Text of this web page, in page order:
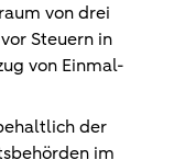
von drei
Steuern in
von Einmal-
der
im